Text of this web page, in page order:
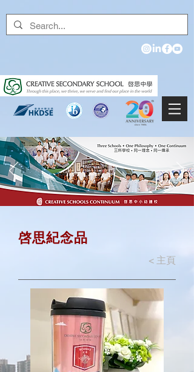
啓思紀念品
< 主頁